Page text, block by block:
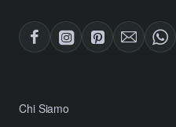
​Chi Siamo